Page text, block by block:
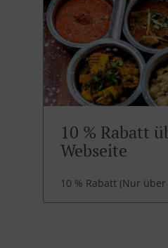
10 % Rabatt
Webseite
10 % Rabatt (Nur